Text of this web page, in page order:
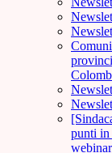
punti in